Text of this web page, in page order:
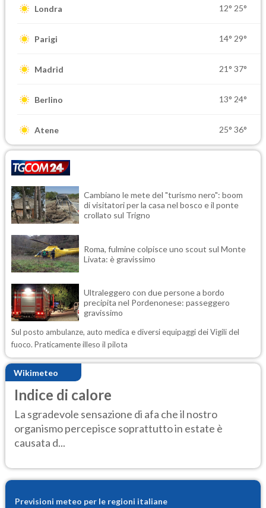
Londra 12° 25°
Parigi 14° 29°
Madrid 21° 37°
Berlino 13° 24°
Atene 25° 36°
Cambiano le mete del "turismo nero": boom
di visitatori per la casa nel bosco e il ponte
crollato sul Trigno
Roma, fulmine colpisce uno scout sul Monte
Livata: è gravissimo
Ultraleggero con due persone a bordo
precipita nel Pordenonese: passeggero
gravissimo
Sul posto ambulanze, auto medica e diversi equipaggi dei Vigili del
fuoco. Praticamente illeso il pilota
Wikimeteo
Indice di calore
La sgradevole sensazione di afa che il nostro
organismo percepisce soprattutto in estate è
causata d...
Previsioni meteo per le regioni italiane